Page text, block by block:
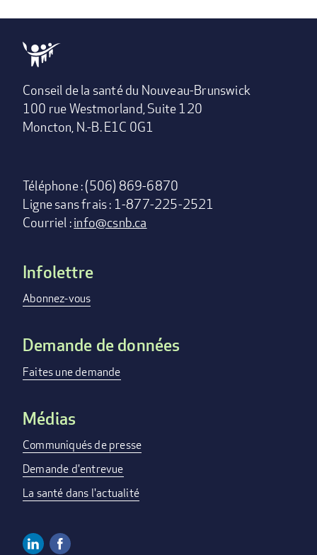
Conseil de la santé du Nouveau-Brunswick
100 rue Westmorland, Suite 120
Moncton, N.-B. E1C 0G1
Téléphone : (506) 869-6870
Ligne sans frais : 1-877-225-2521
Courriel :info@csnb.ca
Footer
menu
Infolettre
Abonnez-vous
Demande de données
Faites une demande
Médias
Communiqués de presse
Demande d'entrevue
La santé dans l'actualité
Linkedin